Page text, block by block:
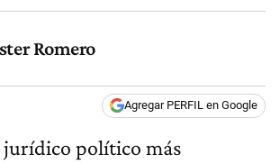
Romero
Agregar PERFIL en Google
jurídico político más